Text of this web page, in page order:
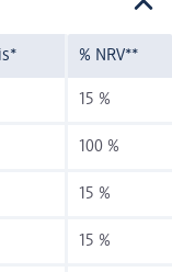
% NRV**
15 %
100 %
15 %
15 %